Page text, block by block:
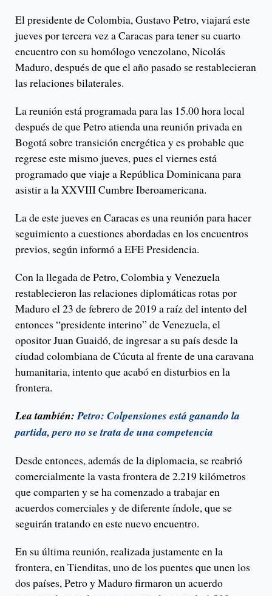
El presidente de Colombia, Gustavo Petro, viajará este
jueves por tercera vez a Caracas para tener su cuarto
encuentro con su homólogo venezolano, Nicolás
Maduro, después de que el año pasado se restablecieran
las relaciones bilaterales.
La reunión está programada para las 15.00 hora local
después de que Petro atienda una reunión privada en
Bogotá sobre transición energética y es probable que
regrese este mismo jueves, pues el viernes está
programado que viaje a República Dominicana para
asistir a la XXVIII Cumbre Iberoamericana.
La de este jueves en Caracas es una reunión para hacer
seguimiento a cuestiones abordadas en los encuentros
previos, según informó a EFE Presidencia.
Con la llegada de Petro, Colombia y Venezuela
restablecieron las relaciones diplomáticas rotas por
Maduro el 23 de febrero de 2019 a raíz del intento del
entonces “presidente interino” de Venezuela, el
opositor Juan Guaidó, de ingresar a su país desde la
ciudad colombiana de Cúcuta al frente de una caravana
humanitaria, intento que acabó en disturbios en la
frontera.
Lea también:Petro: Colpensiones está ganando la
partida, pero no se trata de una competencia
Desde entonces, además de la diplomacia, se reabrió
comercialmente la vasta frontera de 2.219 kilómetros
que comparten y se ha comenzado a trabajar en
acuerdos comerciales y de diferente índole, que se
seguirán tratando en este nuevo encuentro.
En su última reunión, realizada justamente en la
frontera, en Tienditas, uno de los puentes que unen los
dos países, Petro y Maduro firmaron un acuerdo